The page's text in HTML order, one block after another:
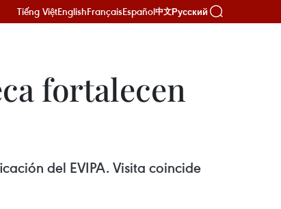
Tiếng ViệtEnglishFrançaisEspañol中文Русский
fortalecen
del EVIPA. Visita coincide